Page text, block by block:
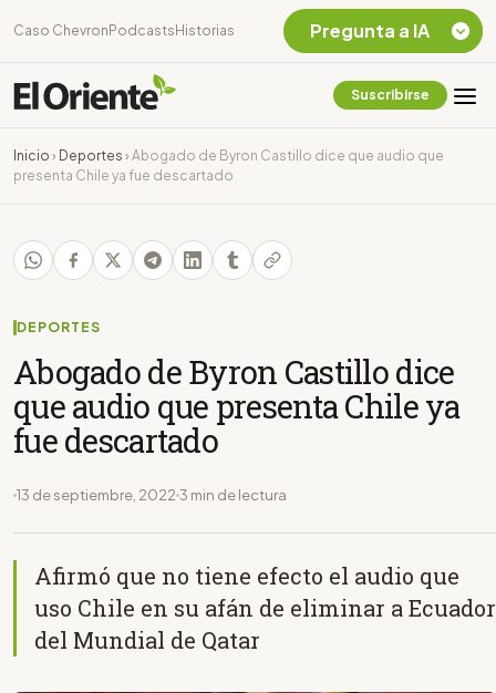
Caso Chevron Podcasts Historias
Suscribirse
Inicio › Deportes › Abogado de Byron Castillo dice que audio que
presenta Chile ya fue descartado
DEPORTES
Abogado de Byron Castillo dice
que audio que presenta Chile ya
fue descartado
13 de septiembre, 2022 3 min de lectura
Afirmó que no tiene efecto el audio que
uso Chile en su afán de eliminar a Ecuador
del Mundial de Qatar
Pregunta a IA
Chevron Ecuador